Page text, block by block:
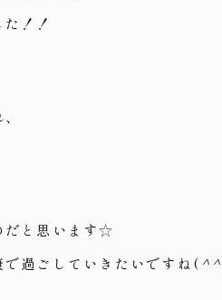
！！
だと思います☆
過ごしていきたいですね( ^^